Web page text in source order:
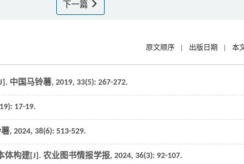
下一篇
原文顺序 出版日期 本
中国马铃薯, 2019, 33(5): 267-272.
17-19.
, 2024, 38(6): 513-529.
体构建[J]. 农业图书情报学报, 2024, 36(3): 92-107.